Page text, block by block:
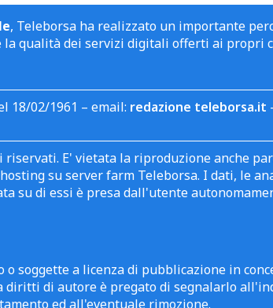
, Teleborsa ha realizzato un importante
la qualità dei servizi digitali offerti ai
18/02/1961 – email: redazione teleborsa.it
riservati. E' vietata la riproduzione anche
su server farm Teleborsa. I dati, le
su di essi è presa dall'utente
soggette a licenza di pubblicazione in
di autore è pregato di segnalarlo
ed all'eventuale rimozione.